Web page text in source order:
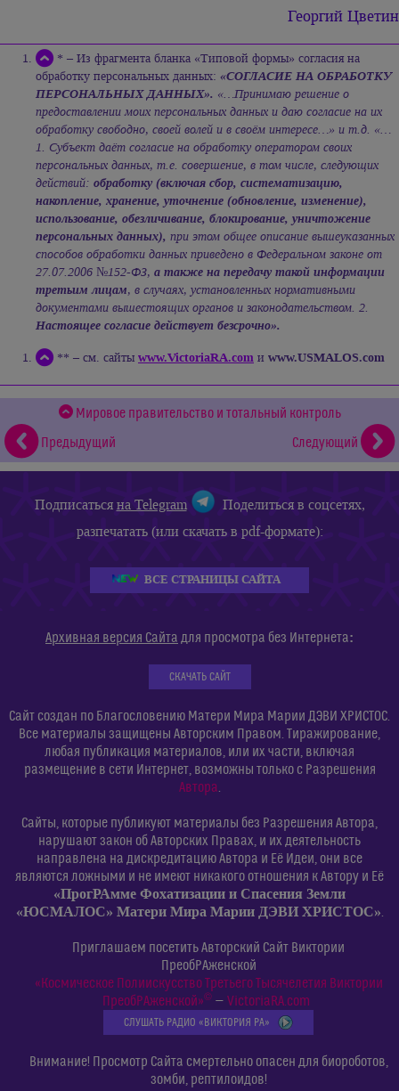
Георгий Цветин
* – Из фрагмента бланка «Типовой формы» согласия на
обработку персональных данных: «СОГЛАСИЕ НА ОБРАБОТКУ
ПЕРСОНАЛЬНЫХ ДАННЫХ». «…Принимаю решение о
предоставлении моих персональных данных и даю согласие на их
обработку свободно, своей волей и в своём интересе…» и т.д. «…
1. Субъект даёт согласие на обработку оператором своих
персональных данных, т.е. совершение, в том числе, следующих
действий: обработку (включая сбор, систематизацию,
накопление, хранение, уточнение (обновление, изменение),
использование, обезличивание, блокирование, уничтожение
персональных данных), при этом общее описание вышеуказанных
способов обработки данных приведено в Федеральном законе от
27.07.2006 №152-ФЗ, а также на передачу такой информации
третьим лицам, в случаях, установленных нормативными
документами вышестоящих органов и законодательством. 2.
Настоящее согласие действует безсрочно».
** – см. сайты www.VictoriaRA.com и www.USMALOS.com
Мировое правительство и тотальный контроль
Предыдущий
Следующий
Подписатьсяна Telegram
Поделиться в соцсетях,
разпечатать (или скачать в pdf-формате):
ВСЕ СТРАНИЦЫ САЙТА
Архивная версия Сайта для просмотра без Интернета:
СКАЧАТЬ САЙТ
Сайт создан по Благословению Матери Мира Марии ДЭВИ ХРИСТОС.
Все материалы защищены Авторским Правом. Тиражирование,
любая публикация материалов, или их части, включая
размещение в сети Интернет, возможны только с Разрешения
Автора.
Сайты, которые публикуют материалы без Разрешения Автора,
нарушают закон об Авторских Правах, и их деятельность
направлена на дискредитацию Автора и Её Идеи, они все
являются ложными и не имеют никакого отношения к Автору и Её
«ПрогРАмме Фохатизации и Спасения Земли
«ЮСМАЛОС» Матери Мира Марии ДЭВИ ХРИСТОС».
Приглашаем посетить Авторский Сайт Виктории
ПреобРАженской
«Космическое Полиискусство Третьего Тысячелетия Виктории
ПреобРАженской»©— VictoriaRA.com
СЛУШАТЬ РАДИО «ВИКТОРИЯ РА»
Внимание! Просмотр Сайта смертельно опасен для биороботов,
зомби, рептилоидов!